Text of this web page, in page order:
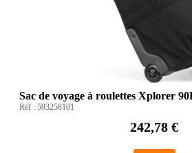
Sac de voyage à roulettes Xplorer
Réf : 593258101
242,78 €